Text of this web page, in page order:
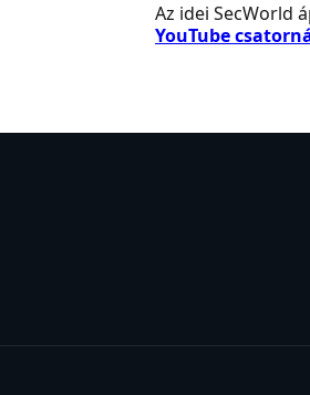
Az idei SecWorld
YouTube